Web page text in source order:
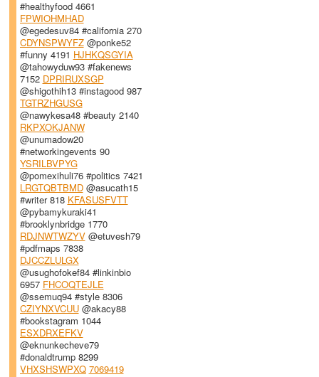
#healthyfood 4661
FPWIOHMHAD
@egedesuv84 #california 270
CDYNSPWYFZ@ponke52
#funny 4191 HJHKQSGYIA
@tahowyduw93 #fakenews
7152 DPRIRUXSGP
@shigothih13 #instagood 987
TGTRZHGUSG
@nawykesa48 #beauty 2140
RKPXOKJANW
@unumadow20
#networkingevents 90
YSRILBVPYG
@pomexihuli76 #politics 7421
LRGTQBTBMD@asucath15
#writer 818 KFASUSFVTT
@pybamykuraki41
#brooklynbridge 1770
RDJNWTWZYV@etuvesh79
#pdfmaps 7838
DJCCZLULGX
@usughofokef84 #linkinbio
6957 FHCOQTEJLE
@ssemuq94 #style 8306
CZIYNXVCUU@akacy88
#bookstagram 1044
ESXDRXEFKV
@eknunkecheve79
#donaldtrump 8299
VHXSHSWPXQ 7069419